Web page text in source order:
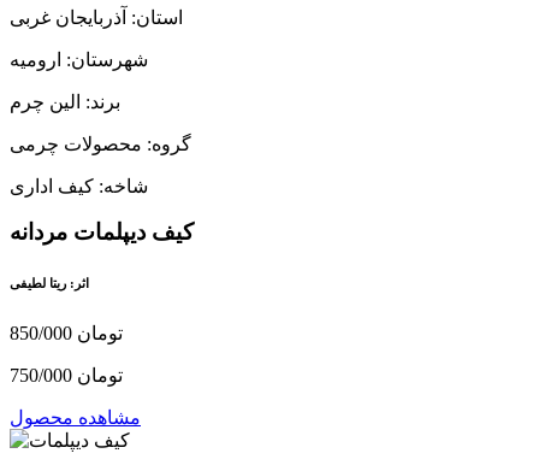
استان: آذربایجان غربی
شهرستان: ارومیه
برند: الین چرم
گروه: محصولات چرمی
شاخه: کیف اداری
کیف دیپلمات مردانه
اثر: ریتا لطیفی
850/000 تومان
750/000 تومان
مشاهده محصول